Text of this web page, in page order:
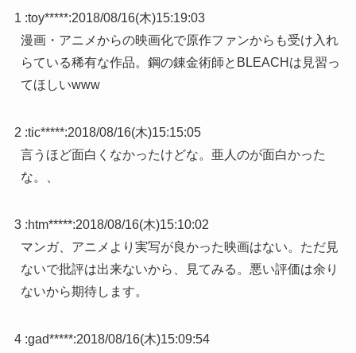
1 :toy*****:2018/08/16(木)15:19:03
漫画・アニメからの映画化で原作ファンからも受け入れ
らている稀有な作品。鋼の錬金術師とBLEACHは見習っ
てほしいwww
2 :tic*****:2018/08/16(木)15:15:05
言うほど面白くなかったけどな。亜人のが面白かった
な。、
3 :htm*****:2018/08/16(木)15:10:02
マンガ、アニメより実写が良かった映画はない。ただ見
ないで批評は出来ないから、見てみる。悪い評価は余り
ないから期待します。
4 :gad*****:2018/08/16(木)15:09:54